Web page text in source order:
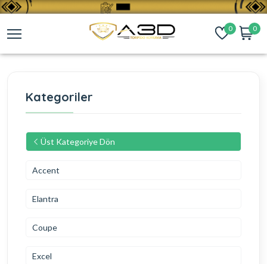
0 0
Kategoriler
Üst Kategoriye Dön
Accent
Elantra
Coupe
Excel